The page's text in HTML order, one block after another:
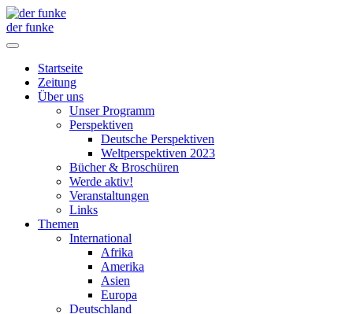
der funke
Startseite
Zeitung
Über uns
Unser Programm
Perspektiven
Deutsche Perspektiven
Weltperspektiven 2023
Bücher & Broschüren
Werde aktiv!
Veranstaltungen
Links
Themen
International
Afrika
Amerika
Asien
Europa
Deutschland